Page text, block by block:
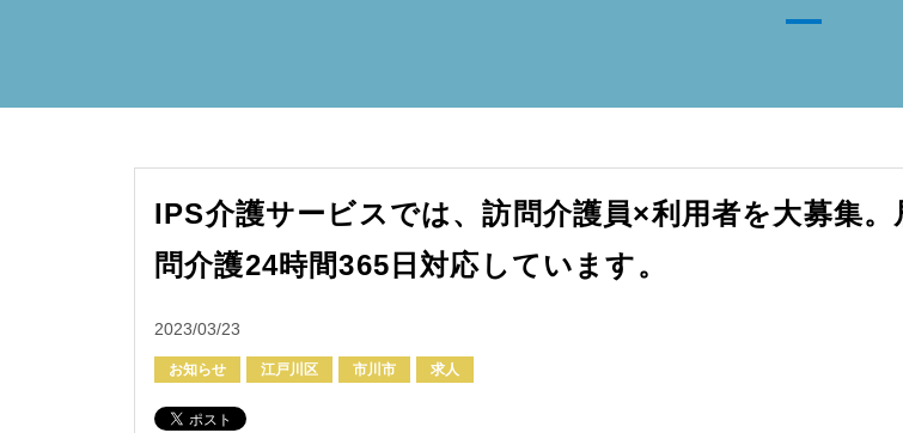
IPS介護サービスでは、訪問介護員×利用者を大募集。
問介護24時間365日対応しています。
2023/03/23
お知らせ 江戸川区 市川市 求人